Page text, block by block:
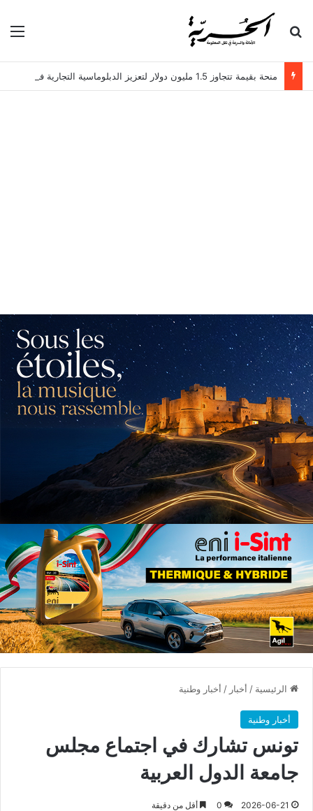
بحث عن
الرئيسية / أخبار / أخبار وطنية
أخبار وطنية
تونس تشارك في اجتماع مجلس
جامعة الدول العربية
2026-06-21
0 أقل من دقيقة